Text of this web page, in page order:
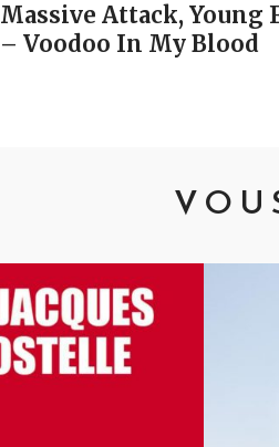
Massive Attack, Young
– Voodoo In My Blood